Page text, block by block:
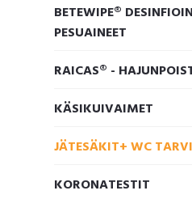
BETEWIPE®
PESUAINEET
RAICAS® -
KÄSIKUIVAIMET
JÄTESÄKIT+ WC
KORONATESTIT